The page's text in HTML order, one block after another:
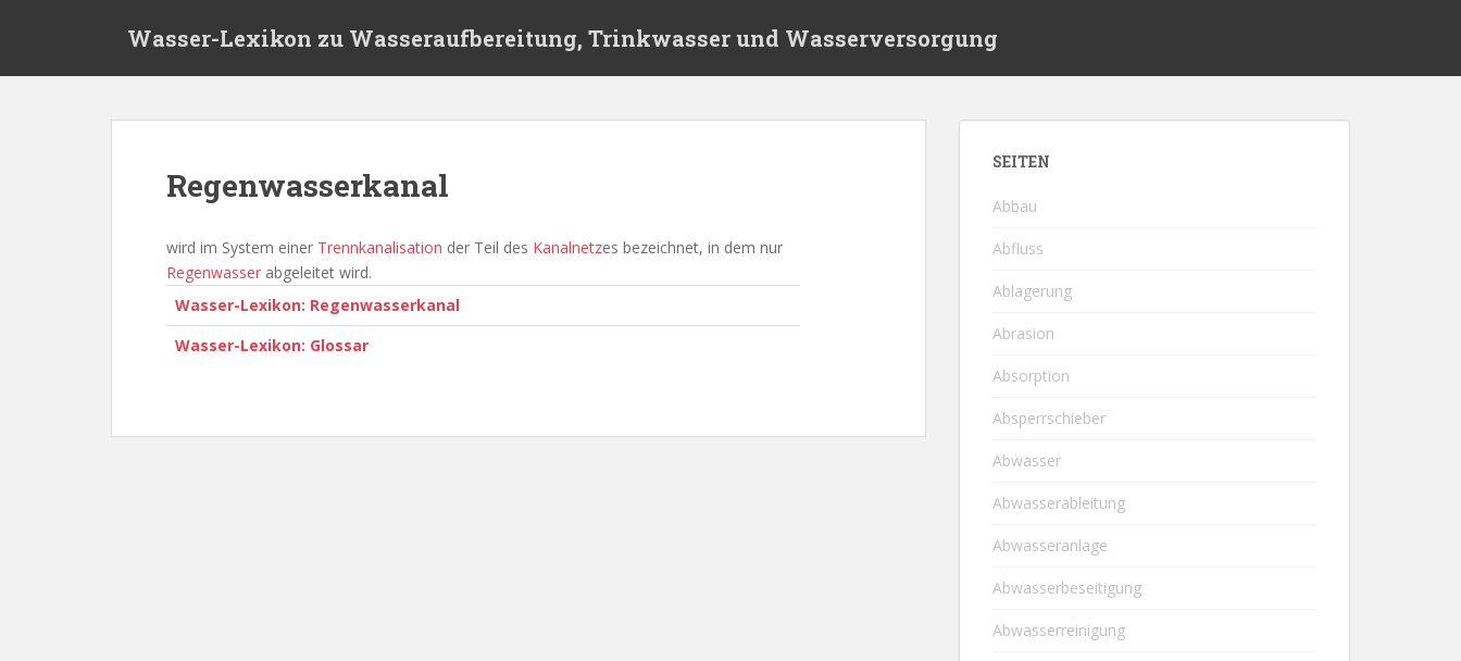
Wasser-Lexikon zu Wasseraufbereitung, Trinkwasser und Wasserversorgung
Regenwasserkanal
wird im System einer Trennkanalisation der Teil des Kanalnetzes bezeichnet, in dem nur
Regenwasser abgeleitet wird.
Wasser-Lexikon: Regenwasserkanal
Wasser-Lexikon: Glossar
SEITEN
Abbau
Abfluss
Ablagerung
Abrasion
Absorption
Absperrschieber
Abwasser
Abwasserableitung
Abwasseranlage
Abwasserbeseitigung
Abwasserreinigung